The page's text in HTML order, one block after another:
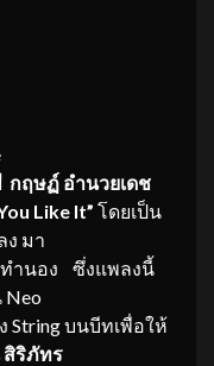
กฤษฏ์ อำนวยเดช
Like It” โดยเป็น
ง มา
ทำนอง ซึ่งแพลงนี้
String บนบีทเพื่อให้
สิริภัทร